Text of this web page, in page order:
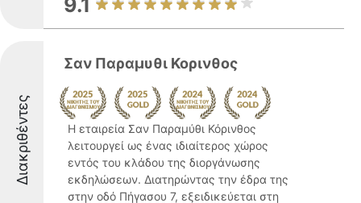
9.1
Διακριθέντες
Σαν Παραμυθι Κορινθος
Η εταιρεία Σαν Παραμύθι Κόρινθος
λειτουργεί ως ένας ιδιαίτερος χώρος
εντός του κλάδου της διοργάνωσης
εκδηλώσεων. Διατηρώντας την έδρα της
στην οδό Πήγασου 7, εξειδικεύεται στη